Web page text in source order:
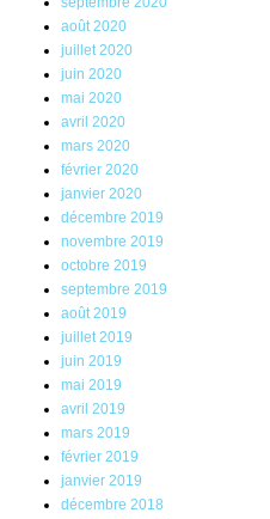
août 2020
juillet 2020
juin 2020
mai 2020
avril 2020
mars 2020
février 2020
janvier 2020
décembre 2019
novembre 2019
octobre 2019
septembre 2019
août 2019
juillet 2019
juin 2019
mai 2019
avril 2019
mars 2019
février 2019
janvier 2019
décembre 2018